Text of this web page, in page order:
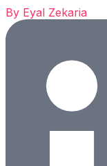
By Eyal Zekaria